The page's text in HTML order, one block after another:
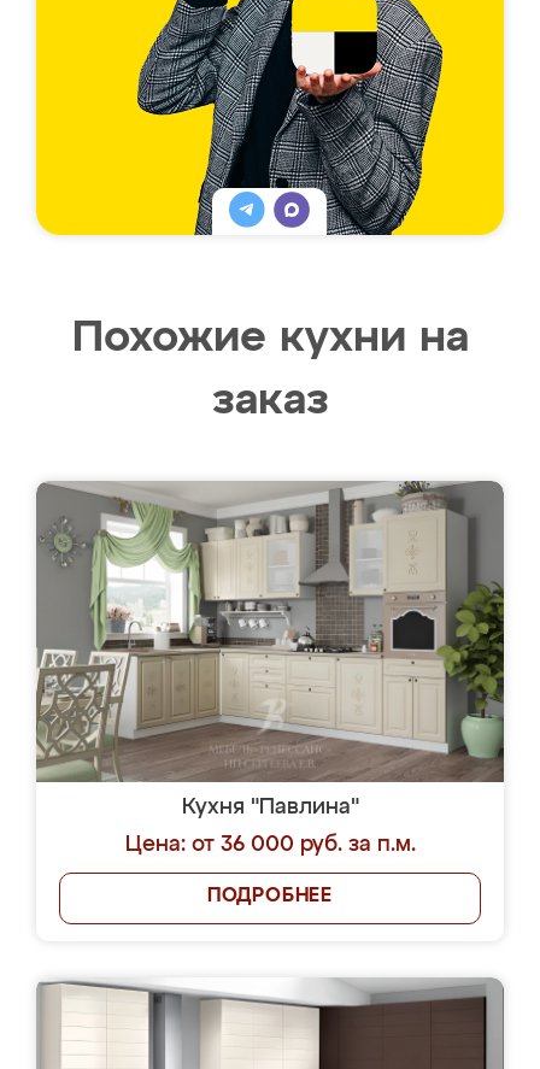
Похожие кухни на
заказ
Кухня "Павлина"
Цена: от 36 000 руб. за п.м.
ПОДРОБНЕЕ